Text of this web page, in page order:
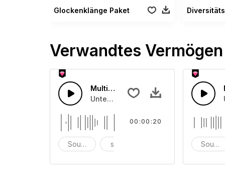
Glockenklänge Paket
Verwandtes Vermögen
Multi Sounds 28
Unterschiedliche Soundeffekte für
Soundeffektescheitern
00:00:20